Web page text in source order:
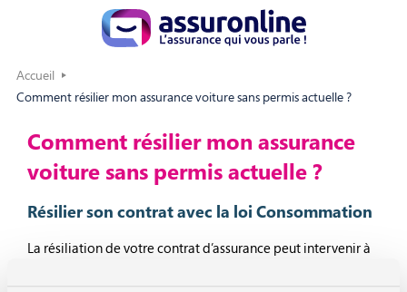
Accueil
Comment résilier mon assurance voiture sans permis actuelle ?
Comment résilier mon assurance
voiture sans permis actuelle ?
Résilier son contrat avec la loi Consommation
La résiliation de votre contrat d’assurance peut intervenir à